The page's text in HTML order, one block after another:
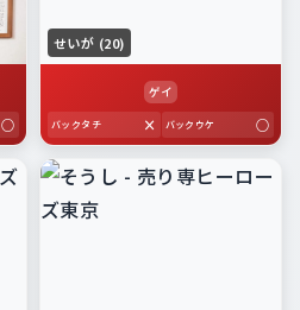
○
せいが (20)
ゲイ
バックタチ × バックウケ ○